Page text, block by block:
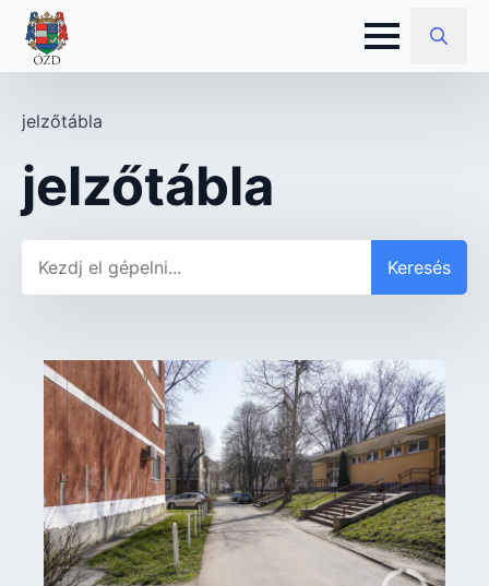
Search
jelzőtábla
jelzőtábla
Keresés